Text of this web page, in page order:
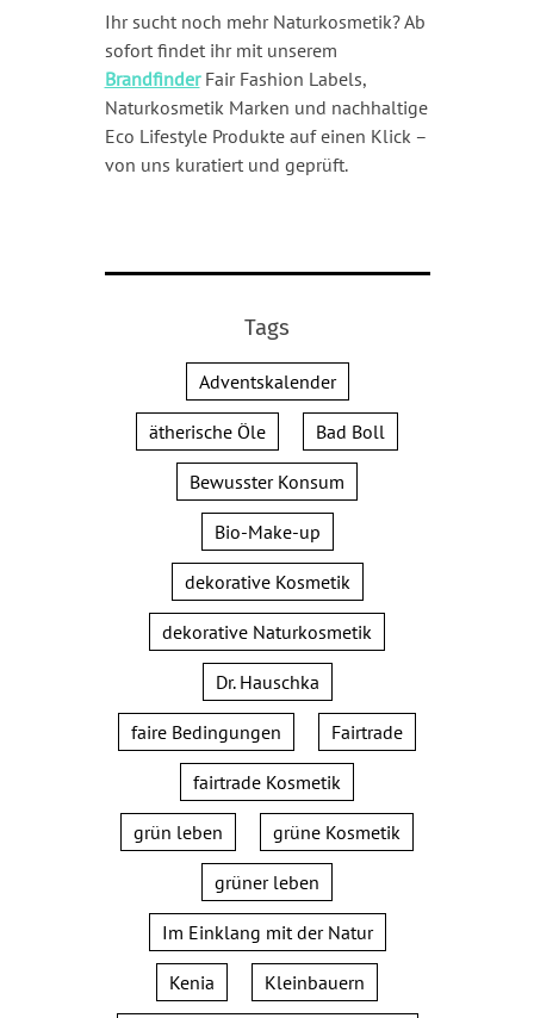
Ihr sucht noch mehr Naturkosmetik? Ab
sofort findet ihr mit unserem
BrandfinderFair Fashion Labels,
Naturkosmetik Marken und nachhaltige
Eco Lifestyle Produkte auf einen Klick –
von uns kuratiert und geprüft.
Tags
Adventskalender
ätherische Öle Bad Boll
Bewusster Konsum
Bio-Make-up
dekorative Kosmetik
dekorative Naturkosmetik
Dr. Hauschka
faire Bedingungen Fairtrade
fairtrade Kosmetik
grün leben grüne Kosmetik
grüner leben
Im Einklang mit der Natur
Kenia Kleinbauern